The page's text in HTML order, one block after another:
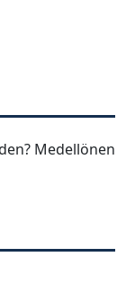
Medellönen